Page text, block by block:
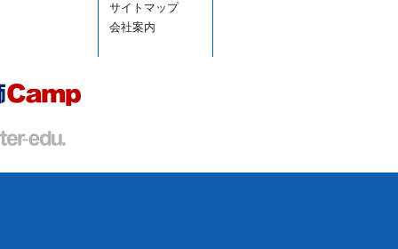
サイトマップ
会社案内